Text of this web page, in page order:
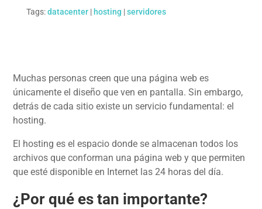
Tags:datacenter| hosting |servidores
Muchas personas creen que una página web es
únicamente el diseño que ven en pantalla. Sin embargo,
detrás de cada sitio existe un servicio fundamental: el
hosting.
El hosting es el espacio donde se almacenan todos los
archivos que conforman una página web y que permiten
que esté disponible en Internet las 24 horas del día.
¿Por qué es tan importante?